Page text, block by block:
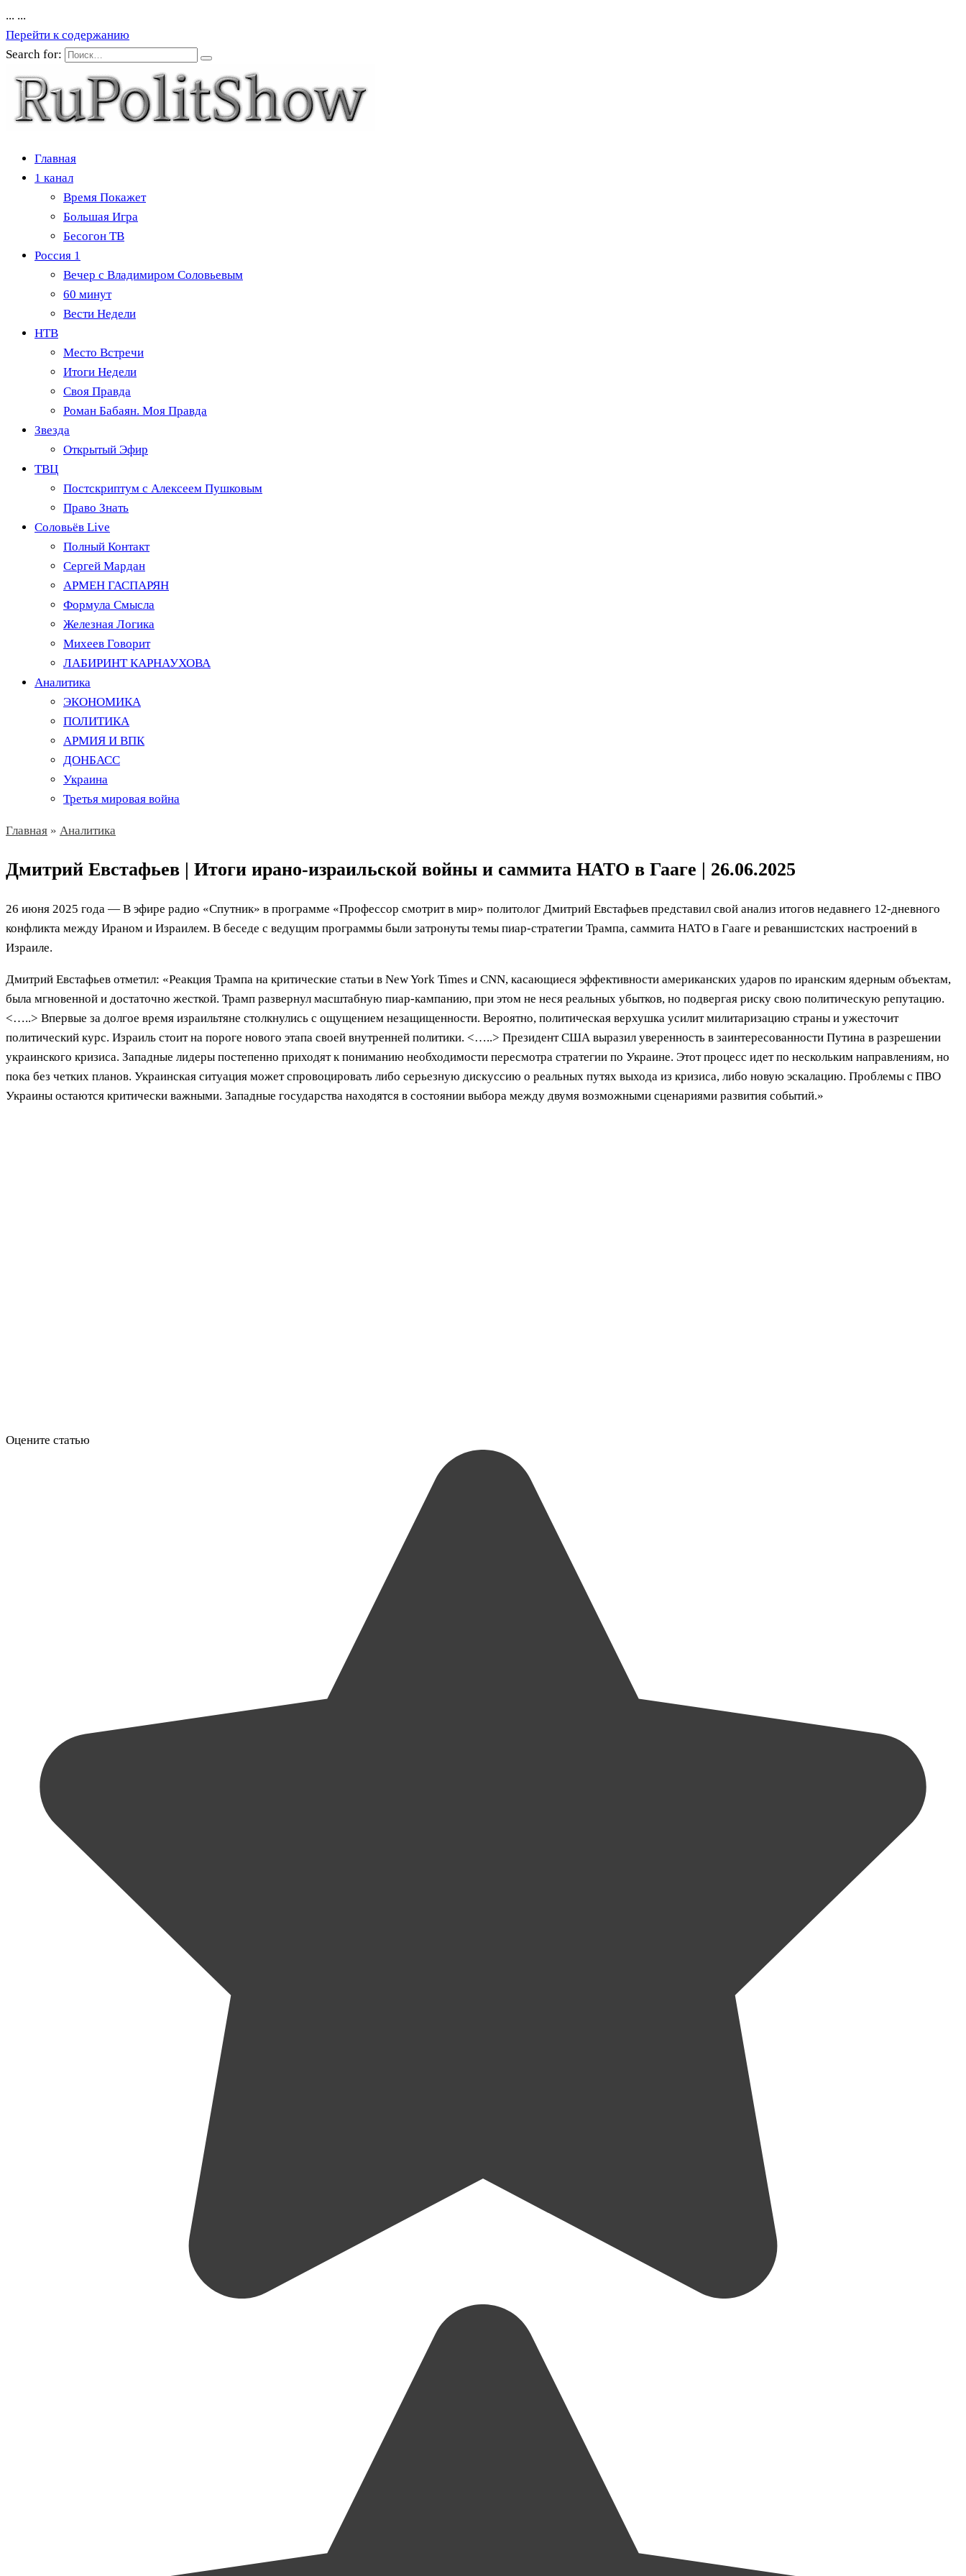
... ...
Перейти к содержанию
Search for:
Главная
1 канал
Время Покажет
Большая Игра
Бесогон ТВ
Россия 1
Вечер с Владимиром Соловьевым
60 минут
Вести Недели
НТВ
Место Встречи
Итоги Недели
Своя Правда
Роман Бабаян. Моя Правда
Звезда
Открытый Эфир
ТВЦ
Постскриптум с Алексеем Пушковым
Право Знать
Соловьёв Live
Полный Контакт
Сергей Мардан
АРМЕН ГАСПАРЯН
Формула Смысла
Железная Логика
Михеев Говорит
ЛАБИРИНТ КАРНАУХОВА
Аналитика
ЭКОНОМИКА
ПОЛИТИКА
АРМИЯ И ВПК
ДОНБАСС
Украина
Третья мировая война
Главная » Аналитика
Дмитрий Евстафьев | Итоги ирано-израильской войны и саммита НАТО в Гааге | 26.06.2025
26 июня 2025 года — В эфире радио «Спутник» в программе «Профессор смотрит в мир» политолог Дмитрий Евстафьев представил свой анализ итогов недавнего 12-дневного
конфликта между Ираном и Израилем. В беседе с ведущим программы были затронуты темы пиар-стратегии Трампа, саммита НАТО в Гааге и реваншистских настроений в
Израиле.
Дмитрий Евстафьев отметил: «Реакция Трампа на критические статьи в New York Times и CNN, касающиеся эффективности американских ударов по иранским ядерным объектам,
была мгновенной и достаточно жесткой. Трамп развернул масштабную пиар-кампанию, при этом не неся реальных убытков, но подвергая риску свою политическую репутацию.
<…..> Впервые за долгое время израильтяне столкнулись с ощущением незащищенности. Вероятно, политическая верхушка усилит милитаризацию страны и ужесточит
политический курс. Израиль стоит на пороге нового этапа своей внутренней политики. <…..> Президент США выразил уверенность в заинтересованности Путина в разрешении
украинского кризиса. Западные лидеры постепенно приходят к пониманию необходимости пересмотра стратегии по Украине. Этот процесс идет по нескольким направлениям, но
пока без четких планов. Украинская ситуация может спровоцировать либо серьезную дискуссию о реальных путях выхода из кризиса, либо новую эскалацию. Проблемы с ПВО
Украины остаются критически важными. Западные государства находятся в состоянии выбора между двумя возможными сценариями развития событий.»
Оцените статью